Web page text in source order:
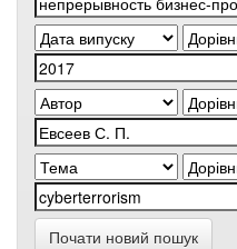
Почати новий пошук